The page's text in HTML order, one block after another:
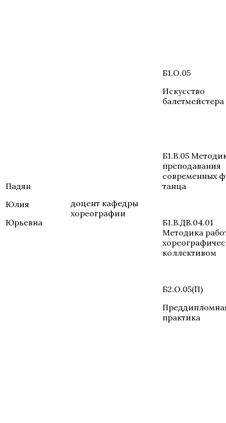
Падян
Юлия
Юрьевна
доцент кафедры
хореографии
Б1.О.05
Искусство
балетмейстера
Б1.В.05
преподавания
современных
танца
Б1.В.ДВ.04.01
Методика
коллективом
Б2.О.05(П)
практика